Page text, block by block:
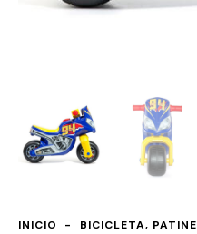
INICIO
BICICLETA,